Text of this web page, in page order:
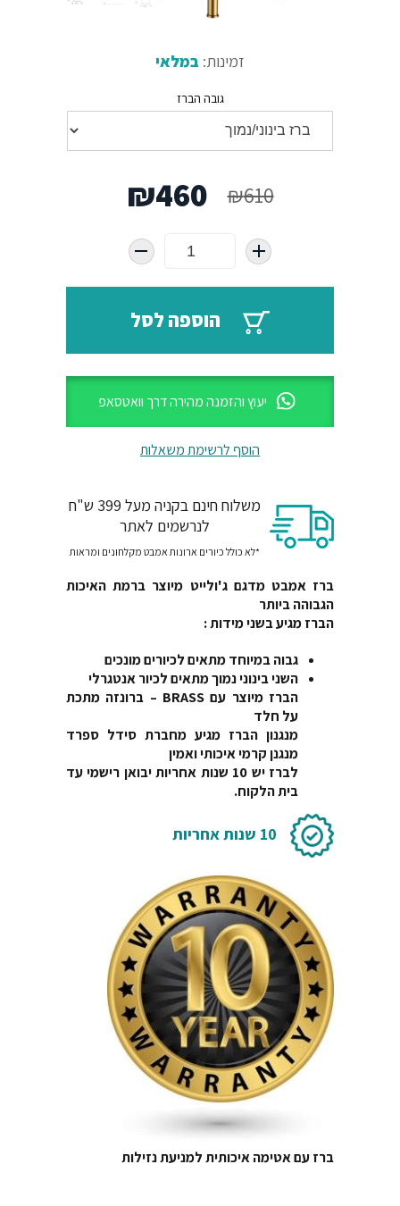
זמינות: במלאי
גובה הברז
₪610
המחיר
המקורי
היה:
₪610.
₪460
הוספה לסל
יעוץ והזמנה מהירה דרך וואטסאפ
הוסף לרשימת משאלות
משלוח חינם בקניה מעל 399 ש"ח
לנרשמים לאתר
*לא כולל כיורים ארונות אמבט מקלחונים ומראות
ברז אמבט מדגם ג'ולייט מיוצר ברמת האיכות
הגבוהה ביותר
הברז מגיע בשני מידות :
גבוה במיוחד מתאים לכיורים מונכים
השני בינוני נמוך מתאים לכיור אנטגרלי
הברז מיוצר עם BRASS – ברונזה מתכת
על חלד
מנגנון הברז מגיע מחברת סידל ספרד
מנגנן קרמי איכותי ואמין
לברז יש 10 שנות אחריות יבואן רישמי עד
בית הלקוח.
10 שנות אחריות
ברז עם אטימה איכותית למניעת נזילות